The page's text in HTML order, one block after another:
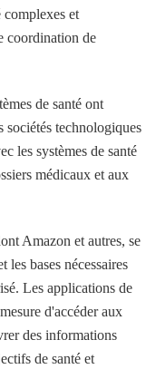
complexes et
coordination de
de santé ont
technologiques
les systèmes de santé
médicaux et aux
Amazon et autres, se
les bases nécessaires
Les applications de
d'accéder aux
des informations
de santé et